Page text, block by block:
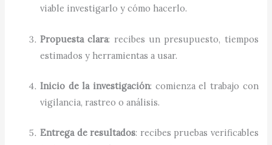
viable investigarlo y cómo hacerlo.
Propuesta clara: recibes un presupuesto, tiempos
estimados y herramientas a usar.
Inicio de la investigación: comienza el trabajo con
vigilancia, rastreo o análisis.
Entrega de resultados: recibes pruebas verificables